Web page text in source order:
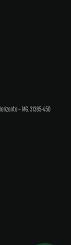
– MG, 31365-450